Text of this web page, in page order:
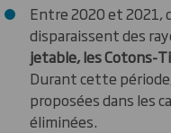
Entre 2020 et 2021,
disparaissent des
jetable, les Cotons-
Durant cette
proposées dans les
éliminées.